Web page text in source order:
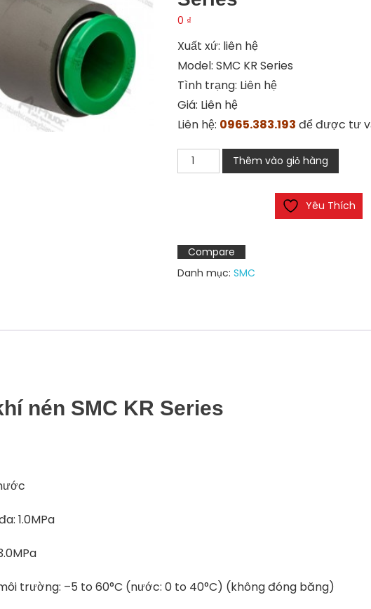
0 ₫
Xuất xứ: liên hệ
Model: SMC KR Series
Tình trạng: Liên hệ
Giá: Liên hệ
Liên hệ: 0965.383.193 để được tư
nhanh
KR
Series
số
Thêm vào giỏ hàng
Yêu Thích
Compare
Danh mục: SMC
nén SMC KR Series
1.0MPa
trường: –5 to 60°C (nước: 0 to 40°C) (không đóng băng)